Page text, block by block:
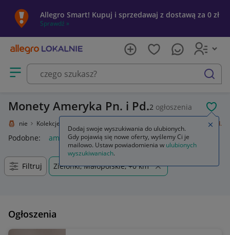
Allegro Smart! Kupuj i sprzedawaj z dostawą za 0 zł
Sprawdź »
Otwórz menu z kategoriami
szukaj
Monety Ameryka Pn. i Pd.2 ogłoszenia
Lokalnie Kolekcje i sztuka Ameryka Pn. i Pd.
Podobne: ameryka pn i pd
Filtruj Zielonki, Małopolskie, +0 km
Ogłoszenia
Dodaj swoje wyszukiwania do ulubionych.
Gdy pojawią się nowe oferty, wyślemy Ci je
mailowo. Ustaw powiadomienia w ulubionych
wyszukiwaniach.